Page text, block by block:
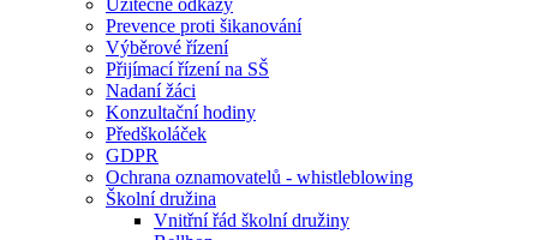
Užitečné odkazy
Prevence proti šikanování
Výběrové řízení
Přijímací řízení na SŠ
Nadaní žáci
Konzultační hodiny
Předškoláček
GDPR
Ochrana oznamovatelů - whistleblowing
Školní družina
Vnitřní řád školní družiny